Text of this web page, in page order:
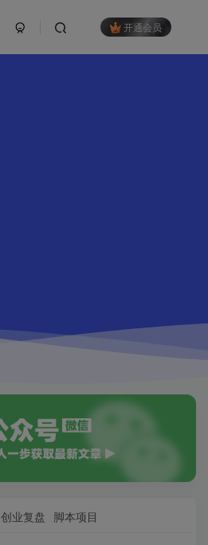
开通会员
创业复盘 脚本项目